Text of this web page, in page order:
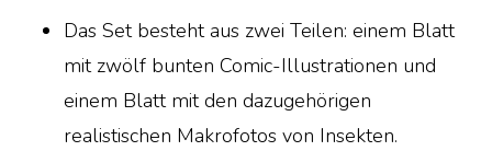
Das Set besteht aus zwei Teilen: einem Blatt
mit zwölf bunten Comic-Illustrationen und
einem Blatt mit den dazugehörigen
realistischen Makrofotos von Insekten.